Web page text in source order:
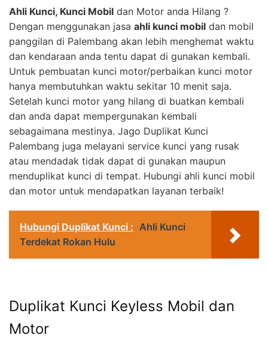
Ahli Kunci, Kunci Mobil dan Motor anda Hilang ?
Dengan menggunakan jasa ahli kunci mobil dan mobil
panggilan di Palembang akan lebih menghemat waktu
dan kendaraan anda tentu dapat di gunakan kembali.
Untuk pembuatan kunci motor/perbaikan kunci motor
hanya membutuhkan waktu sekitar 10 menit saja.
Setelah kunci motor yang hilang di buatkan kembali
dan anda dapat mempergunakan kembali
sebagaimana mestinya. Jago Duplikat Kunci
Palembang juga melayani service kunci yang rusak
atau mendadak tidak dapat di gunakan maupun
menduplikat kunci di tempat. Hubungi ahli kunci mobil
dan motor untuk mendapatkan layanan terbaik!
Hubungi Duplikat Kunci : Ahli Kunci
Terdekat Rokan Hulu
Duplikat Kunci Keyless Mobil dan
Motor